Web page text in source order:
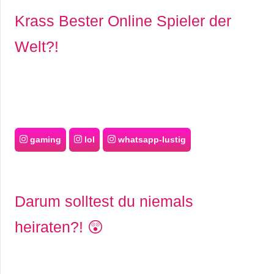
Krass Bester Online Spieler der
Welt?!
gaming lol whatsapp-lustig
Darum solltest du niemals
heiraten?! 😲